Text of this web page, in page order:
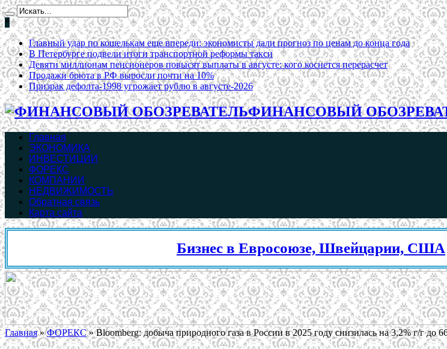
*
Главный удар по кошелькам еще впереди: экономисты дали прогноз по ценам до конца года
В Петербурге подвели итоги транспортной реформы такси
Девяти миллионам пенсионеров повысят выплаты в августе: кого коснется перерасчет
Продажи брюта в РФ выросли почти на 10%
Призрак дефолта-1998 угрожает рублю в августе-2026
ФИНАНСОВЫЙ
Главная
ЭКОНОМИКА
ИНВЕСТИЦИИ
ФОРЕКС
КОМПАНИИ
НЕДВИЖИМОСТЬ
Обратная связь
Карта сайта
Бизнес в Евросоюзе, Швейцарии, США
Главная»ФОРЕКС»Bloomberg: добыча природного газа в России в 2025 году снизилась на 3,2% г/г до